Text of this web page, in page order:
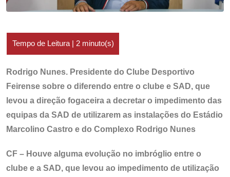
Rodrigo Nunes. Presidente do Clube Desportivo
Feirense sobre o diferendo entre o clube e SAD, que
levou a direção fogaceira a decretar o impedimento das
equipas da SAD de utilizarem as instalações do Estádio
Marcolino Castro e do Complexo Rodrigo Nunes
CF – Houve alguma evolução no imbróglio entre o
clube e a SAD, que levou ao impedimento de utilização